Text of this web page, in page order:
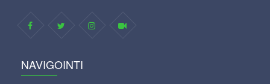
NAVIGOINTI